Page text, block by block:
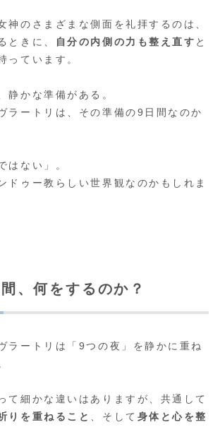
神のさまざまな側面を礼拝するのは、
ときに、
自分の内側の力も整え直す と
っています。
静かな準備がある。
ラートリは、その準備の9日間なのか
はない」。
ドゥー教らしい世界観なのかもしれま
、何をするのか？
ラートリは「9つの夜」を静かに重ね
て細かな違いはありますが、共通して
りを重ねること 、そして 身体と心を整